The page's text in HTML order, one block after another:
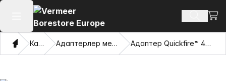
Негізгі мәзірді ашу Іздеу
Үй Каталог Адаптерлер мен тартатын көздер Адаптер Quickfire™ 460 Pin x 2.875" API Reg Pin